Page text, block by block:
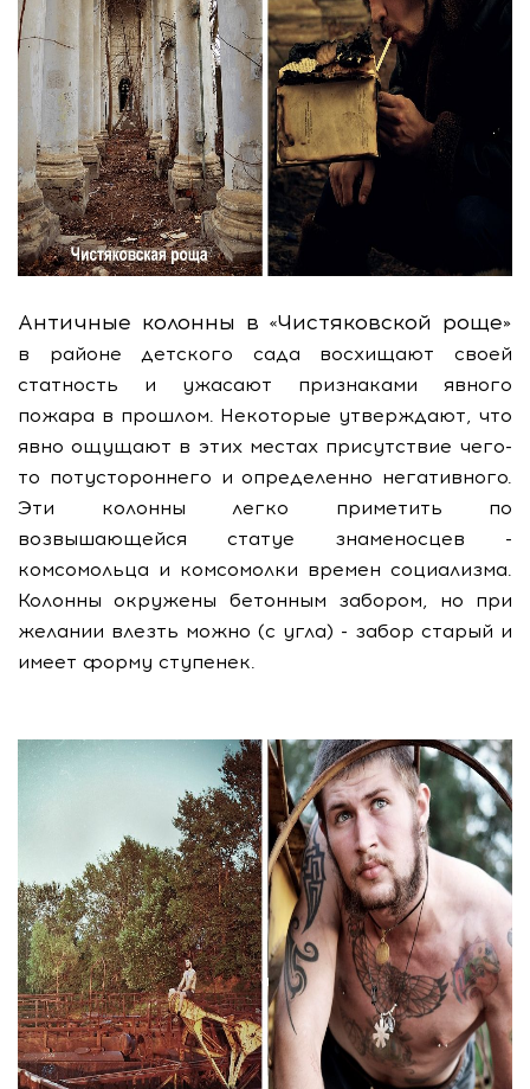
Античные колонны в «Чистяковской роще»
в районе детского сада восхищают своей
статность и ужасают признаками явного
пожара в прошлом. Некоторые утверждают, что
явно ощущают в этих местах присутствие чего-
то потустороннего и определенно негативного.
Эти колонны легко приметить по
возвышающейся статуе знаменосцев -
комсомольца и комсомолки времен социализма.
Колонны окружены бетонным забором, но при
желании влезть можно (с угла) - забор старый и
имеет форму ступенек.